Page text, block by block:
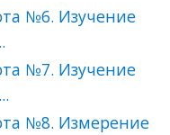
№6. Изучение
№7. Изучение
№8. Измерение